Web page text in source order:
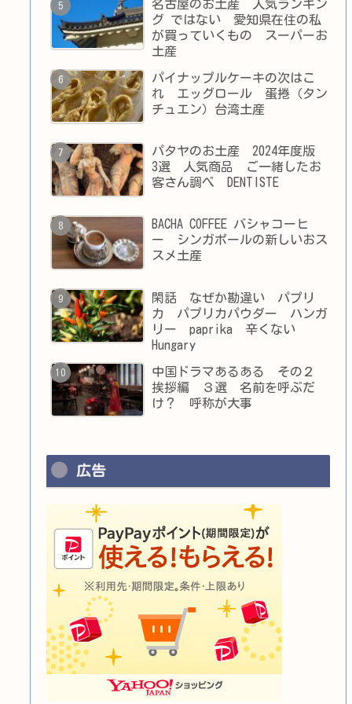
名古屋のお土産 人気ランキン
グ ではない 愛知県在住の私
が買っていくもの スーパーお
土産
パイナップルケーキの次はこ
れ エッグロール 蛋捲（タン
チュエン）台湾土産
パタヤのお土産 2024年度版
3選 人気商品 ご一緒したお
客さん調べ DENTISTE
BACHA COFFEE バシャコーヒ
ー シンガポールの新しいおス
スメ土産
閑話 なぜか勘違い パプリ
カ パプリカパウダー ハンガ
リー paprika 辛くない
Hungary
中国ドラマあるある その２
挨拶編 ３選 名前を呼ぶだ
け？ 呼称が大事
広告